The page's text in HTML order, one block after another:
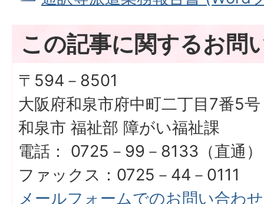
この記事に関するお問
〒594－8501
大阪府和泉市府中町二丁目7番5号
和泉市 福祉部 障がい福祉課
電話： 0725－99－8133（直通）
ファックス：0725－44－0111
メールフォームでのお問い合わせ